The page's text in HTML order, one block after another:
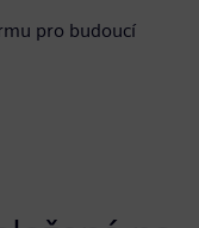
pro budoucí